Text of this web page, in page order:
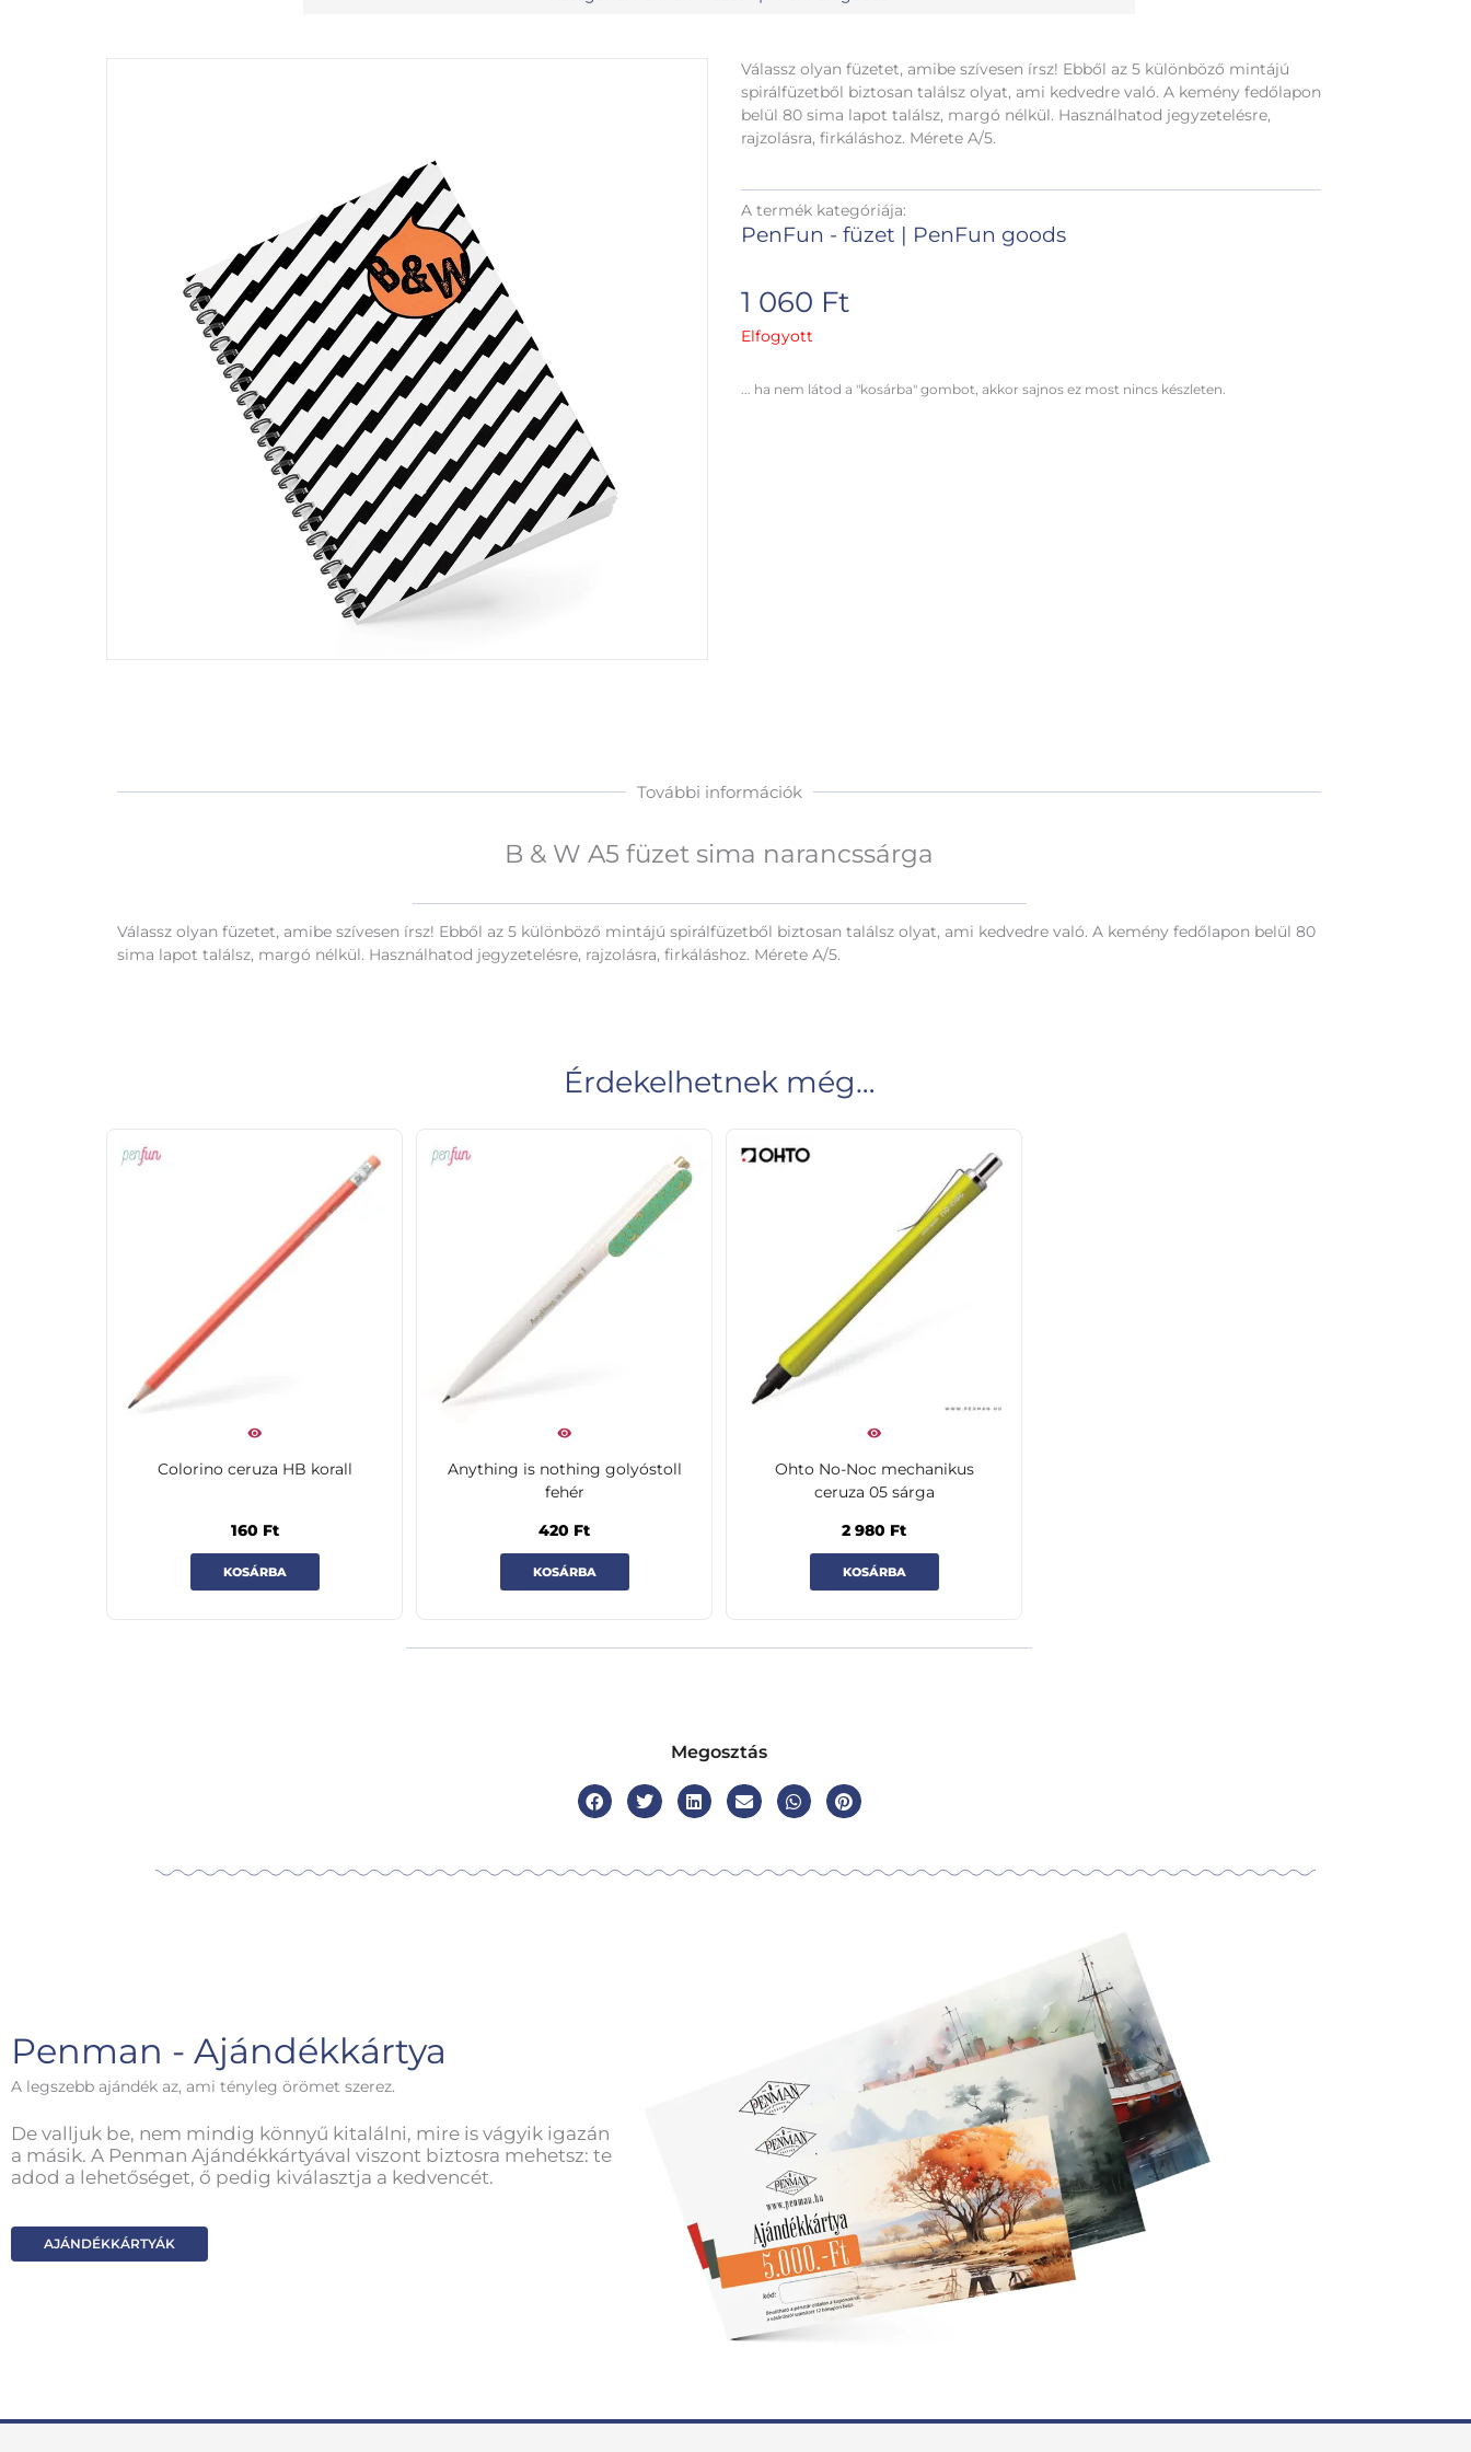
Válassz olyan füzetet, amibe szívesen írsz! Ebből az 5 különböző mintájú
spirálfüzetből biztosan találsz olyat, ami kedvedre való. A kemény fedőlapon
belül 80 sima lapot találsz, margó nélkül. Használhatod jegyzetelésre,
rajzolásra, firkáláshoz. Mérete A/5.
A termék kategóriája:
PenFun - füzet | PenFun goods
1 060 Ft
Elfogyott
... ha nem látod a "kosárba" gombot, akkor sajnos ez most nincs készleten.
További információk
B & W A5 füzet sima narancssárga
Válassz olyan füzetet, amibe szívesen írsz! Ebből az 5 különböző mintájú spirálfüzetből biztosan találsz olyat, ami kedvedre való. A kemény fedőlapon belül 80
sima lapot találsz, margó nélkül. Használhatod jegyzetelésre, rajzolásra, firkáláshoz. Mérete A/5.
Érdekelhetnek még…
Colorino ceruza HB korall
160 Ft
KOSÁRBA
Anything is nothing golyóstoll
fehér
420 Ft
KOSÁRBA
Ohto No-Noc mechanikus
ceruza 05 sárga
2 980 Ft
KOSÁRBA
Megosztás
Penman - Ajándékkártya
A legszebb ajándék az, ami tényleg örömet szerez.
De valljuk be, nem mindig könnyű kitalálni, mire is vágyik igazán
a másik. A Penman Ajándékkártyával viszont biztosra mehetsz: te
adod a lehetőséget, ő pedig kiválasztja a kedvencét.
AJÁNDÉKKÁRTYÁK